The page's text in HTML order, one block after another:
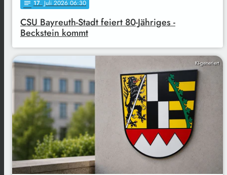
notes 17. Juli 2026 06:30
CSU Bayreuth-Stadt feiert 80-Jähriges -
Beckstein kommt
KI-generiert